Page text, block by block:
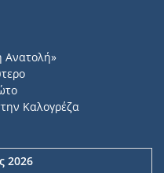
Ανατολή»
Καλογρέζα
2026